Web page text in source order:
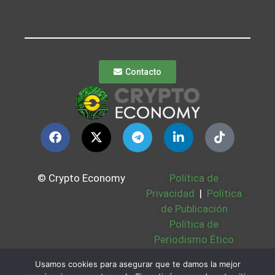
Contacto
© Crypto Economy
Política de
Privacidad | Política
de Publicación
Política de
Periodismo Ético
Bases Legales |
Usamos cookies para asegurar que te damos la mejor